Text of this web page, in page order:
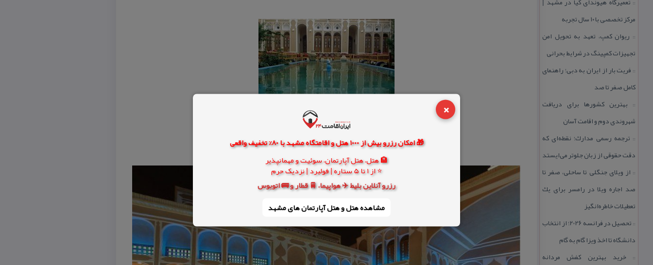
×
🎁 امکان رزرو بیش از 1000 هتل و اقامتگاه مشهد با 80% تخفیف واقعی
🏨 هتل، هتل آپارتمان، سوئیت و مهمانپذیر
⭐ از 1 تا 5 ستاره | فولبرد | نزدیک حرم
رزرو آنلاین بلیط ✈️ هواپیما، 🚆 قطار و 🚌 اتوبوس
مشاهده هتل و هتل‌ آپارتمان های مشهد
::
مركز تخصصی با ۱۰ سال تجربه
:: ریوان كمپ، تعهد به تحویل امن
تجهیزات كمپینگ در شرایط بحرانی
:: فریت بار از ایران به دبی؛ راهنمای
كامل صفر تا صد
:: بهترین كشورها برای دریافت
شهروندی دوم و اقامت آسان
:: ترجمه رسمی مدارك؛ نقطه‌ای كه
دقت حقوقی از زبان جلوتر می‌ایستد
:: از ویلای جنگلی تا ساحلی، صفر تا
صد اجاره ویلا در رامسر برای یك
تعطیلات خاطره‌انگیز
::
تحصیل در فرانسه 2026؛ از انتخاب
دانشگاه تا اخذ ویزا گام به گام
::خرید بهترین كفش مردانه